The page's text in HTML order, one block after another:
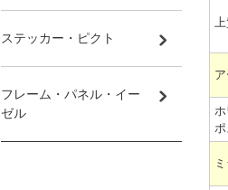
ステッカー・ピクト
フレーム・パネル・イー
ゼル